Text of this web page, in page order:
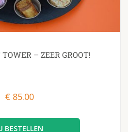
– ZEER GROOT!
€ 85.00